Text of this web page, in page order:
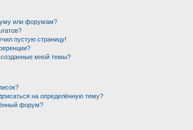
или форумам?
пустую страницу!
мной темы?
на определённую тему?
форум?